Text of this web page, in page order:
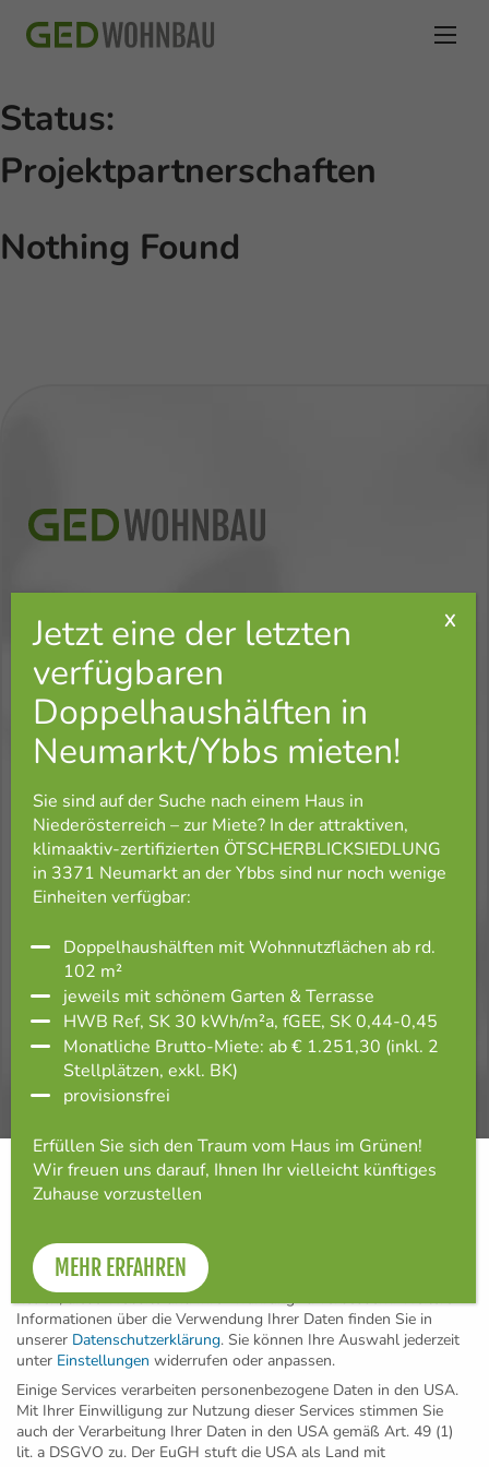
Status:
Projektpartnerschaften
Nothing Found
G.E.D. Wohnbau GmbH
Landstraßer Hauptstraße 71/2/207
1030 Wien / Österreich
Bürozeiten:
Montag bis Donnerstag:
08:00 - 16:30 Uhr
Freitag:
08:00 - 12:00 Uhr
+43 1 713 50 00
Häufige Fragen
Offene Stellen
Grundstück verkaufen
Projekt-Updates sichern:
Newsletter abonnieren
Folgen Sie uns auf unseren Kanälen:
Wir setzen Maßstäbe in Nachhaltigkeit: seit
2011 sind alle Projekte der GED Wohnbau
Sie sind auf der Suche nach einem Haus in
Niederösterreich – zur Miete? In der attraktiven,
klimaaktiv-zertifizierten ÖTSCHERBLICKSIEDLUNG
in 3371 Neumarkt an der Ybbs sind nur noch wenige
Einheiten verfügbar:
Doppelhaushälften mit Wohnnutzflächen ab rd.
102 m²
jeweils mit schönem Garten & Terrasse
HWB Ref, SK 30 kWh/m²a, fGEE, SK 0,44-0,45
Monatliche Brutto-Miete: ab € 1.251,30 (inkl. 2
Stellplätzen, exkl. BK)
provisionsfrei
Erfüllen Sie sich den Traum vom Haus im Grünen!
Wir freuen uns darauf, Ihnen Ihr vielleicht künftiges
Zuhause vorzustellen
MEHR ERFAHREN
Datenschutzeinstellungen
Wir benötigen Ihre Zustimmung, bevor Sie unsere Website weiter
Wir verwenden Cookies und andere Technologien auf unserer
Website. Einige von ihnen sind essenziell, während andere uns
helfen, diese Website und Ihre Erfahrung zu verbessern. Weitere
Informationen über die Verwendung Ihrer Daten finden Sie in
unserer Datenschutzerklärung. Sie können Ihre Auswahl jederzeit
unter Einstellungen widerrufen oder anpassen.
Einige Services verarbeiten personenbezogene Daten in den USA.
Mit Ihrer Einwilligung zur Nutzung dieser Services stimmen Sie
auch der Verarbeitung Ihrer Daten in den USA gemäß Art. 49 (1)
lit. a DSGVO zu. Der EuGH stuft die USA als Land mit